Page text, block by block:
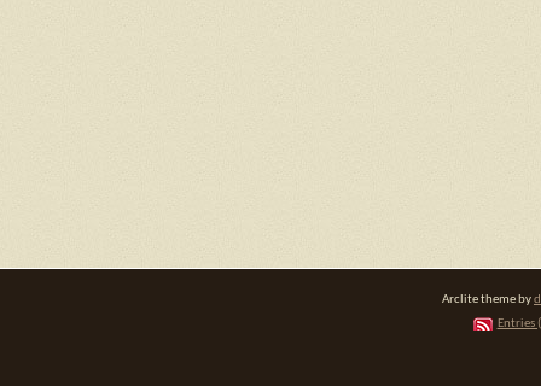
Arclite theme by
Entries